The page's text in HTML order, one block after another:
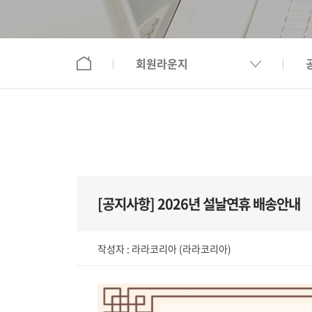
회원라운지
[공지사항]2026년 설날연휴 배송안내
작성자 : 라라코리아 (라라코리아)